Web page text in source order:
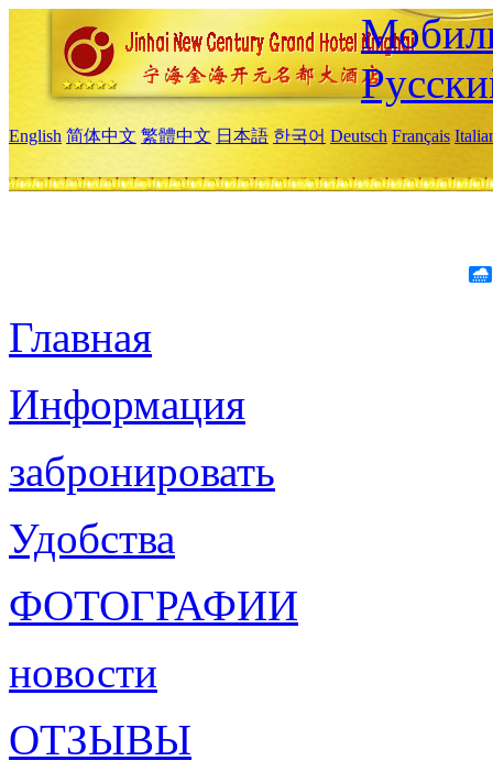
English 简体中文 繁體中文 日本語 한국어 Deutsch Français
Главная
Информация
забронировать
Удобства
ФОТОГРАФИИ
новости
ОТЗЫВЫ